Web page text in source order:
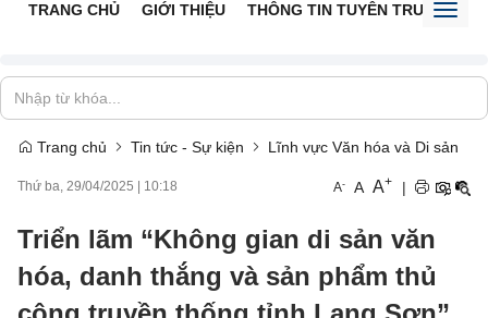
TRANG CHỦ GIỚI THIỆU THÔNG TIN TUYÊN TRUYỀN
Trang chủ Tin tức - Sự kiện Lĩnh vực Văn hóa và Di sản
Thứ ba, 29/04/2025 10:18 A- A A+ |
Triển lãm “Không gian di sản văn
hóa, danh thắng và sản phẩm thủ